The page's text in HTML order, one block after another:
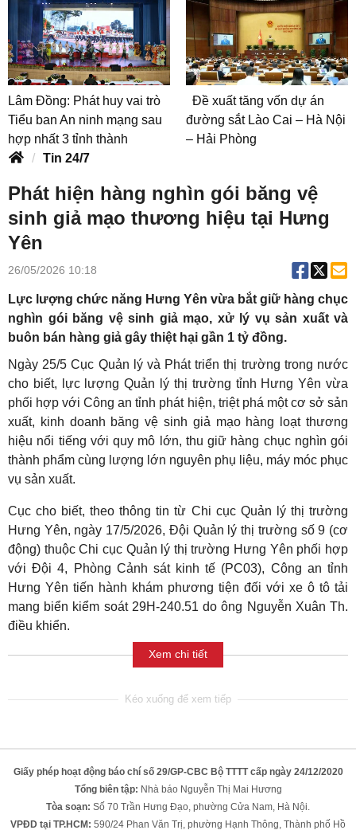
Lâm Đồng: Phát huy vai trò
Tiểu ban An ninh mạng sau
hợp nhất 3 tỉnh thành
Đề xuất tăng vốn dự án
đường sắt Lào Cai – Hà Nội
– Hải Phòng
Tin 24/7
Phát hiện hàng nghìn gói băng vệ
sinh giả mạo thương hiệu tại Hưng
Yên
26/05/2026 10:18
Lực lượng chức năng Hưng Yên vừa bắt giữ hàng chục
nghìn gói băng vệ sinh giả mạo, xử lý vụ sản xuất và
buôn bán hàng giả gây thiệt hại gần 1 tỷ đồng.
Ngày 25/5 Cục Quản lý và Phát triển thị trường trong nước
cho biết, lực lượng Quản lý thị trường tỉnh Hưng Yên vừa
phối hợp với Công an tỉnh phát hiện, triệt phá một cơ sở sản
xuất, kinh doanh băng vệ sinh giả mạo hàng loạt thương
hiệu nổi tiếng với quy mô lớn, thu giữ hàng chục nghìn gói
thành phẩm cùng lượng lớn nguyên phụ liệu, máy móc phục
vụ sản xuất.
Cục cho biết, theo thông tin từ Chi cục Quản lý thị trường
Hưng Yên, ngày 17/5/2026, Đội Quản lý thị trường số 9 (cơ
động) thuộc Chi cục Quản lý thị trường Hưng Yên phối hợp
với Đội 4, Phòng Cảnh sát kinh tế (PC03), Công an tỉnh
Hưng Yên tiến hành khám phương tiện đối với xe ô tô tải
mang biển kiểm soát 29H-240.51 do ông Nguyễn Xuân Th.
điều khiển.
Xem chi tiết
Giấy phép hoạt động báo chí số 29/GP-CBC Bộ TTTT cấp ngày 24/12/2020
Tổng biên tập: Nhà báo Nguyễn Thị Mai Hương
Tòa soạn: Số 70 Trần Hưng Đạo, phường Cửa Nam, Hà Nội.
VPĐD tại TP.HCM: 590/24 Phan Văn Trị, phường Hạnh Thông, Thành phố Hồ